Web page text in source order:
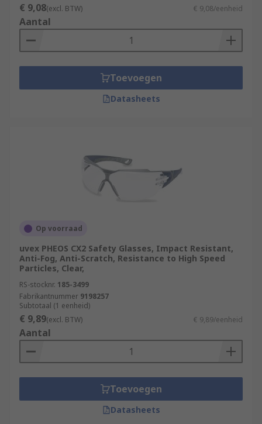
€ 9,08(excl. BTW) € 9,08/eenheid
Aantal
Toevoegen
Datasheets
Op voorraad
uvex PHEOS CX2 Safety Glasses, Impact Resistant,
Anti-Fog, Anti-Scratch, Resistance to High Speed
Particles, Clear,
RS-stocknr. 185-3499
Fabrikantnummer 9198257
Subtotaal (1 eenheid)
€ 9,89(excl. BTW) € 9,89/eenheid
Aantal
Toevoegen
Datasheets